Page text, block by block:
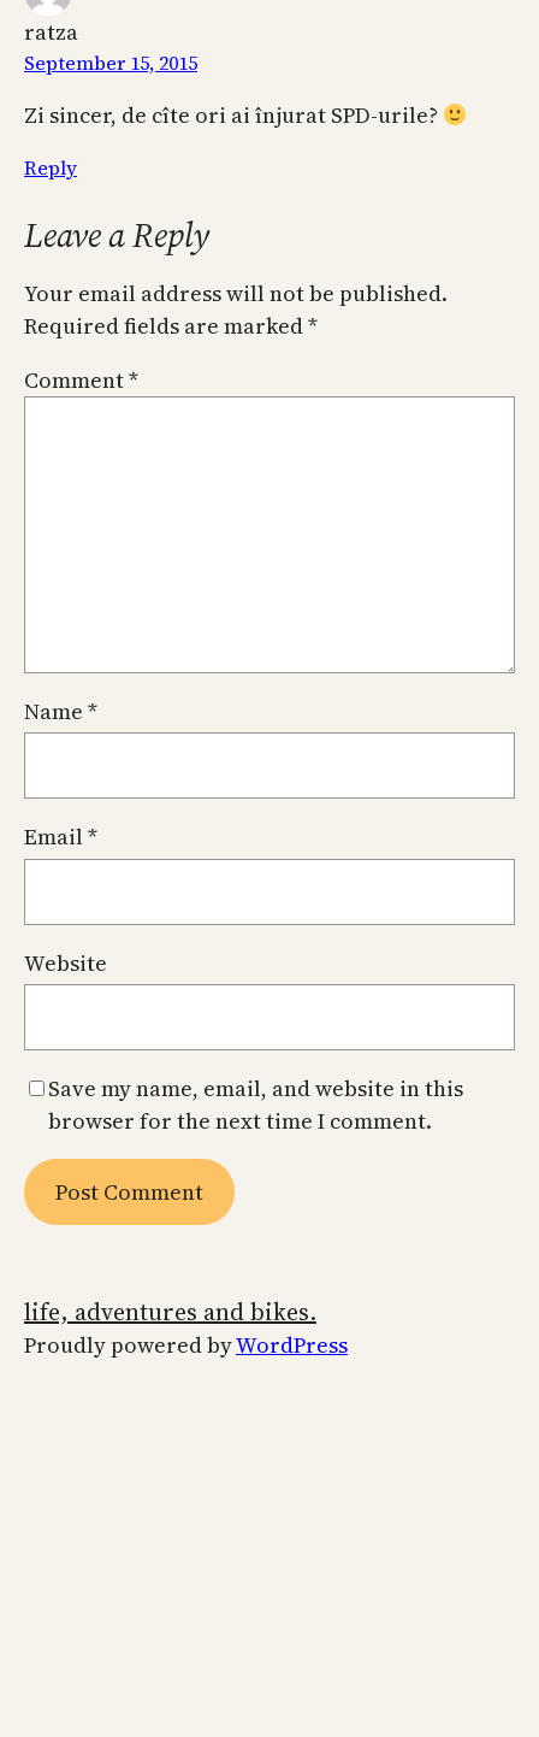
ratza
September 15, 2015
Zi sincer, de cîte ori ai înjurat SPD-urile?
Reply
Leave a Reply
Your email address will not be published.
Required fields are marked*
Comment*
Name *
Email*
Website
Save my name, email, and website in this
browser for the next time I comment.
life, adventures and bikes.
Proudly powered byWordPress